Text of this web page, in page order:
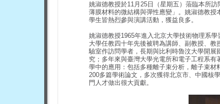
姚淑德教授於11月25日（星期五）蒞臨本所
薄膜材料的微結構與彈性應變」。姚淑德教
學生皆熱烈參與演講活動，獲益良多。
姚淑德教授1965年進入北京大學技術物理系
大學任教四十年先後被聘為講師、副教授、
驗室作訪問學者，長期與比利時魯汶大學開
究；多年來與臺灣大學光電所和電子工程系
學中的應用：包括多種離子束分析，離子束
200多篇學術論文，多次獲得北京市、中國核
門人才做出很大貢獻。